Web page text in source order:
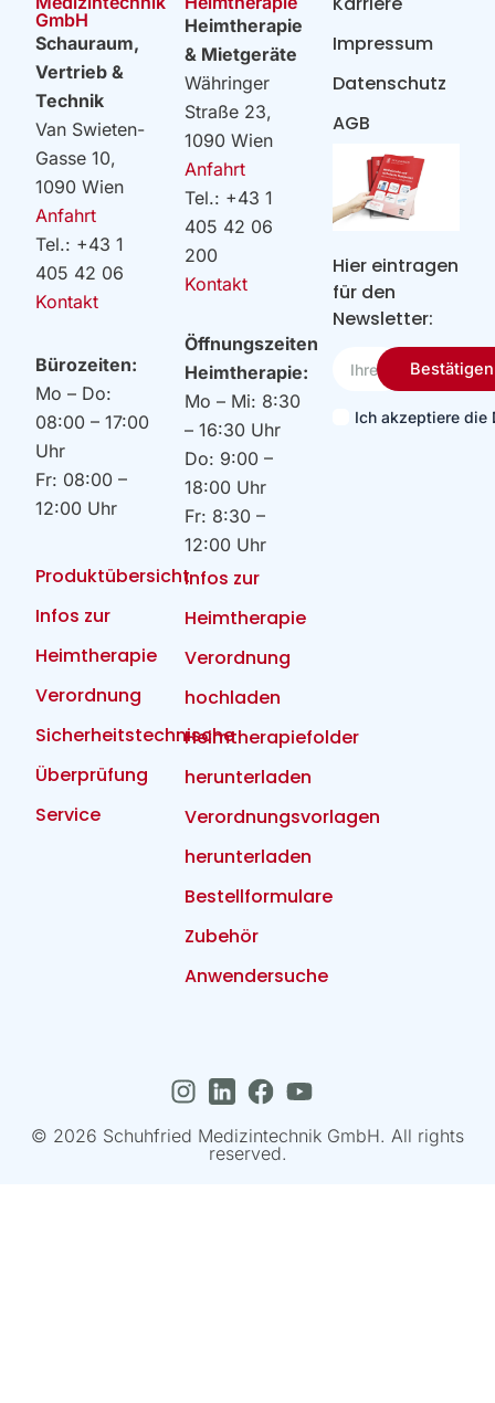
GmbH
Schauraum,
Vertrieb &
Technik
Van Swieten-
Gasse 10,
1090 Wien
Anfahrt
Tel.: +43 1
405 42 06
Kontakt
Bürozeiten:
Mo – Do:
08:00 – 17:00
Uhr
Fr: 08:00 –
12:00 Uhr
Produktübersicht
Infos zur
Heimtherapie
Verordnung
Sicherheitstechnische
Überprüfung
Service
Heimtherapie
& Mietgeräte
Währinger
Straße 23,
1090 Wien
Anfahrt
Tel.: +43 1
405 42 06
200
Kontakt
Öffnungszeiten
Heimtherapie:
Mo – Mi: 8:30
– 16:30 Uhr
Do: 9:00 –
18:00 Uhr
Fr: 8:30 –
12:00 Uhr
Infos zur
Heimtherapie
Verordnung
hochladen
Heimtherapiefolder
herunterladen
Verordnungsvorlagen
herunterladen
Bestellformulare
Zubehör
Anwendersuche
Hier eintragen
für den
Newsletter:
Email
Ich akzeptiere die
Bestätigen
Impressum
Datenschutz
AGB
© 2026 Schuhfried Medizintechnik GmbH. All rights
reserved.